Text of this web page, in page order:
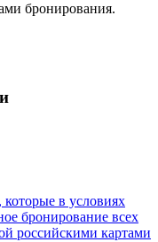
бронирования.
в условиях
бронирование всех
российскими картами